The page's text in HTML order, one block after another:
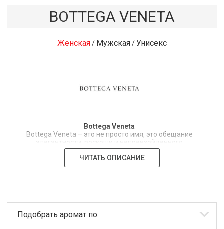
BOTTEGA VENETA
Женская/ Мужская/Унисекс
Bottega Veneta
Bottega Veneta – это не просто имя, это обещание
элегантности, роскоши и непревзойденного
итальянского стиля. Бренд, зародившийся в 1966 году
в Виченце, благодаря мастерству Микеле Тадеу и его
жены, быстро завоевал репутацию производителя
ЧИТАТЬ ОПИСАНИЕ
Подобрать аромат по: